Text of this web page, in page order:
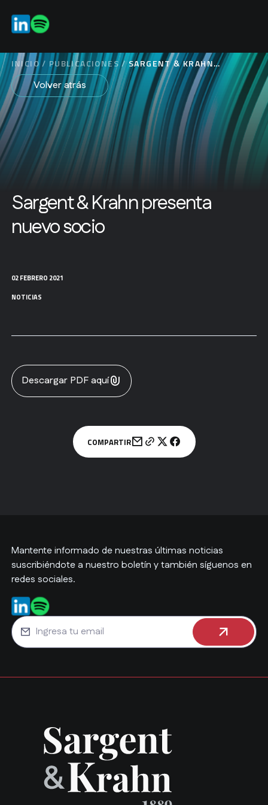
INICIO / PUBLICACIONES / SARGENT & KRAHN
PRESENTA NUEVO SOCIO
Volver atrás
Sargent & Krahn presenta
nuevo socio
02 FEBRERO 2021
NOTICIAS
Descargar PDF aquí
COMPARTIR
Mantente informado de nuestras últimas noticias
suscribiéndote a nuestro boletín y también síguenos en
redes sociales.